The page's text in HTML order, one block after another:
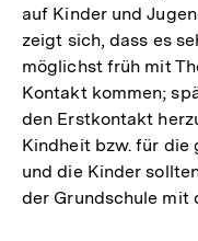
auf Kinder und
zeigt sich, dass es
möglichst früh mit
Kontakt kommen;
den Erstkontakt
Kindheit bzw. für die
und die Kinder
der Grundschule mit